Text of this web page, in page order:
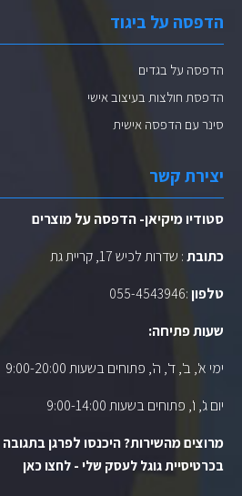
הדפסה על ביגוד
הדפסה על בגדים
הדפסת חולצות בעיצוב אישי
סינר עם הדפסה אישית
יצירת קשר
סטודיו מיקיאן- הדפסה על מוצרים
כתובת: שדרות לכיש 17, קריית גת
טלפון:
055-4543946
שעות פתיחה:
ימי א', ב', ד', ה', פתוחים בשעות 9:00-20:00
יום ג', ו', פתוחים בשעות 9:00-14:00
מרוצים מהשירות? היכנסו לפרגן בתגובה
בכרטיסיית גוגל לעסק שלי - לחצו כאן